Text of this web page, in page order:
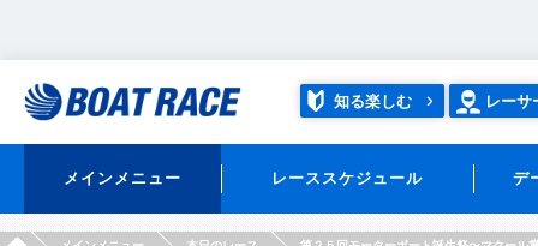
知る楽しむ レーサ
メインメニュー レーススケジュール デ